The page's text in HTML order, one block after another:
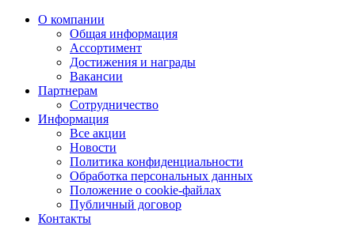
О компании
Общая информация
Ассортимент
Достижения и награды
Вакансии
Партнерам
Сотрудничество
Информация
Все акции
Новости
Политика конфиденциальности
Обработка персональных данных
Положение о cookie-файлах
Публичный договор
Контакты